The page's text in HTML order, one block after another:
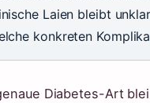
Laien bleibt
konkreten
Diabetes-Art